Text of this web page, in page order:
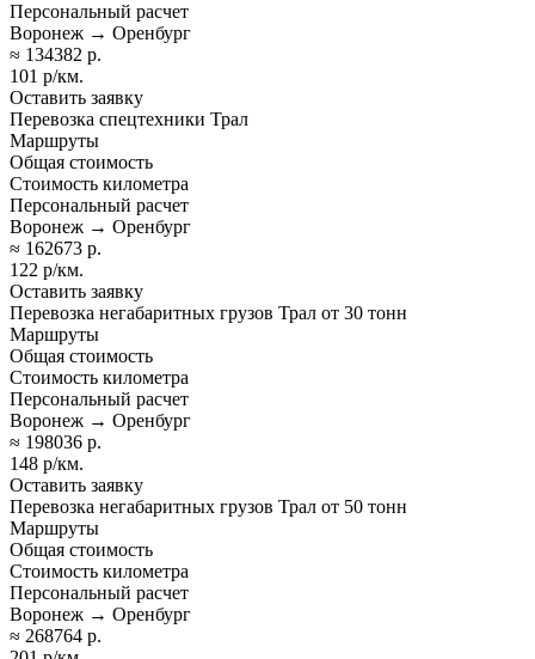
Персональный расчет
Воронеж → Оренбург
≈ 134382 р.
101 р/км.
Оставить заявку
Перевозка спецтехники Трал
Маршруты
Общая стоимость
Стоимость километра
Персональный расчет
Воронеж → Оренбург
≈ 162673 р.
122 р/км.
Оставить заявку
Перевозка негабаритных грузов Трал от 30 тонн
Маршруты
Общая стоимость
Стоимость километра
Персональный расчет
Воронеж → Оренбург
≈ 198036 р.
148 р/км.
Оставить заявку
Перевозка негабаритных грузов Трал от 50 тонн
Маршруты
Общая стоимость
Стоимость километра
Персональный расчет
Воронеж → Оренбург
≈ 268764 р.